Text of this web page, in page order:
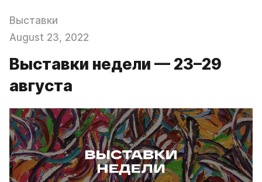
Выставки
August 23, 2022
Выставки недели — 23–29
августа